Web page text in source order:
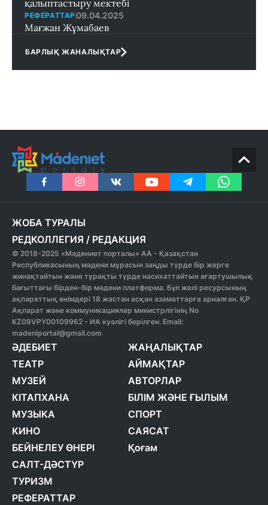
қалыптастыру мектебi
РЕФЕРАТТАР 09.04.2025
Мағжан Жұмабаев
БАРЛЫҚ ЖАНАЛЫҚТАР
ЖОБА ТУРАЛЫ
РЕДКОЛЛЕГИЯ / РЕДАКЦИЯ
© 2018-2025 «Мәдениет порталы» АА - Қазақстан
Республикасының мәдени мұрасын заңды түрде бір жерге
жинақтайтын және тұрақты түрде насихаттайтын ағартушылық
бағыттағы бірден-бір мәдени платформа. Бұл желі ресурсының
ақпараттық өнімдері 18 жастан асқан азаматтарға арналған. ҚР
Ақпарат және коммуникациялар министрлігінің No
KZ09VPY00109962 - ИА куәлігі берілген. Email:
madeniportal@gmail.com
ӘДЕБИЕТ
ТЕАТР
МУЗЕЙ
КІТАПХАНА
МУЗЫКА
КИНО
БЕЙНЕЛЕУ ӨНЕРІ
САЛТ-ДӘСТҮР
ТУРИЗМ
РЕФЕРАТТАР
ЖАҢАЛЫҚТАР
АЙМАҚТАР
АВТОРЛАР
БІЛІМ ЖӘНЕ ҒЫЛЫМ
СПОРТ
САЯСАТ
Қоғам